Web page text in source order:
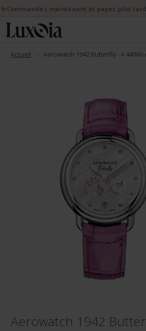
Accueil Aerowatch 1942 Butterfly - A 44960
Aerowatch 1942
✨Commandez maintenant et payez plus